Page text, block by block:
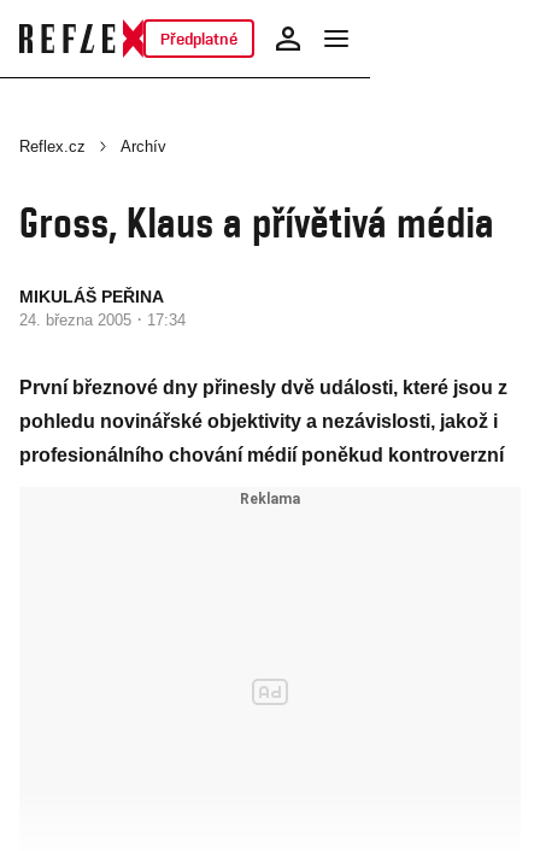
Předplatné
Reflex.cz Archív
Gross, Klaus a přívětivá média
MIKULÁŠ PEŘINA
24. března 2005 · 17:34
První březnové dny přinesly dvě události, které jsou z
pohledu novinářské objektivity a nezávislosti, jakož i
profesionálního chování médií poněkud kontroverzní